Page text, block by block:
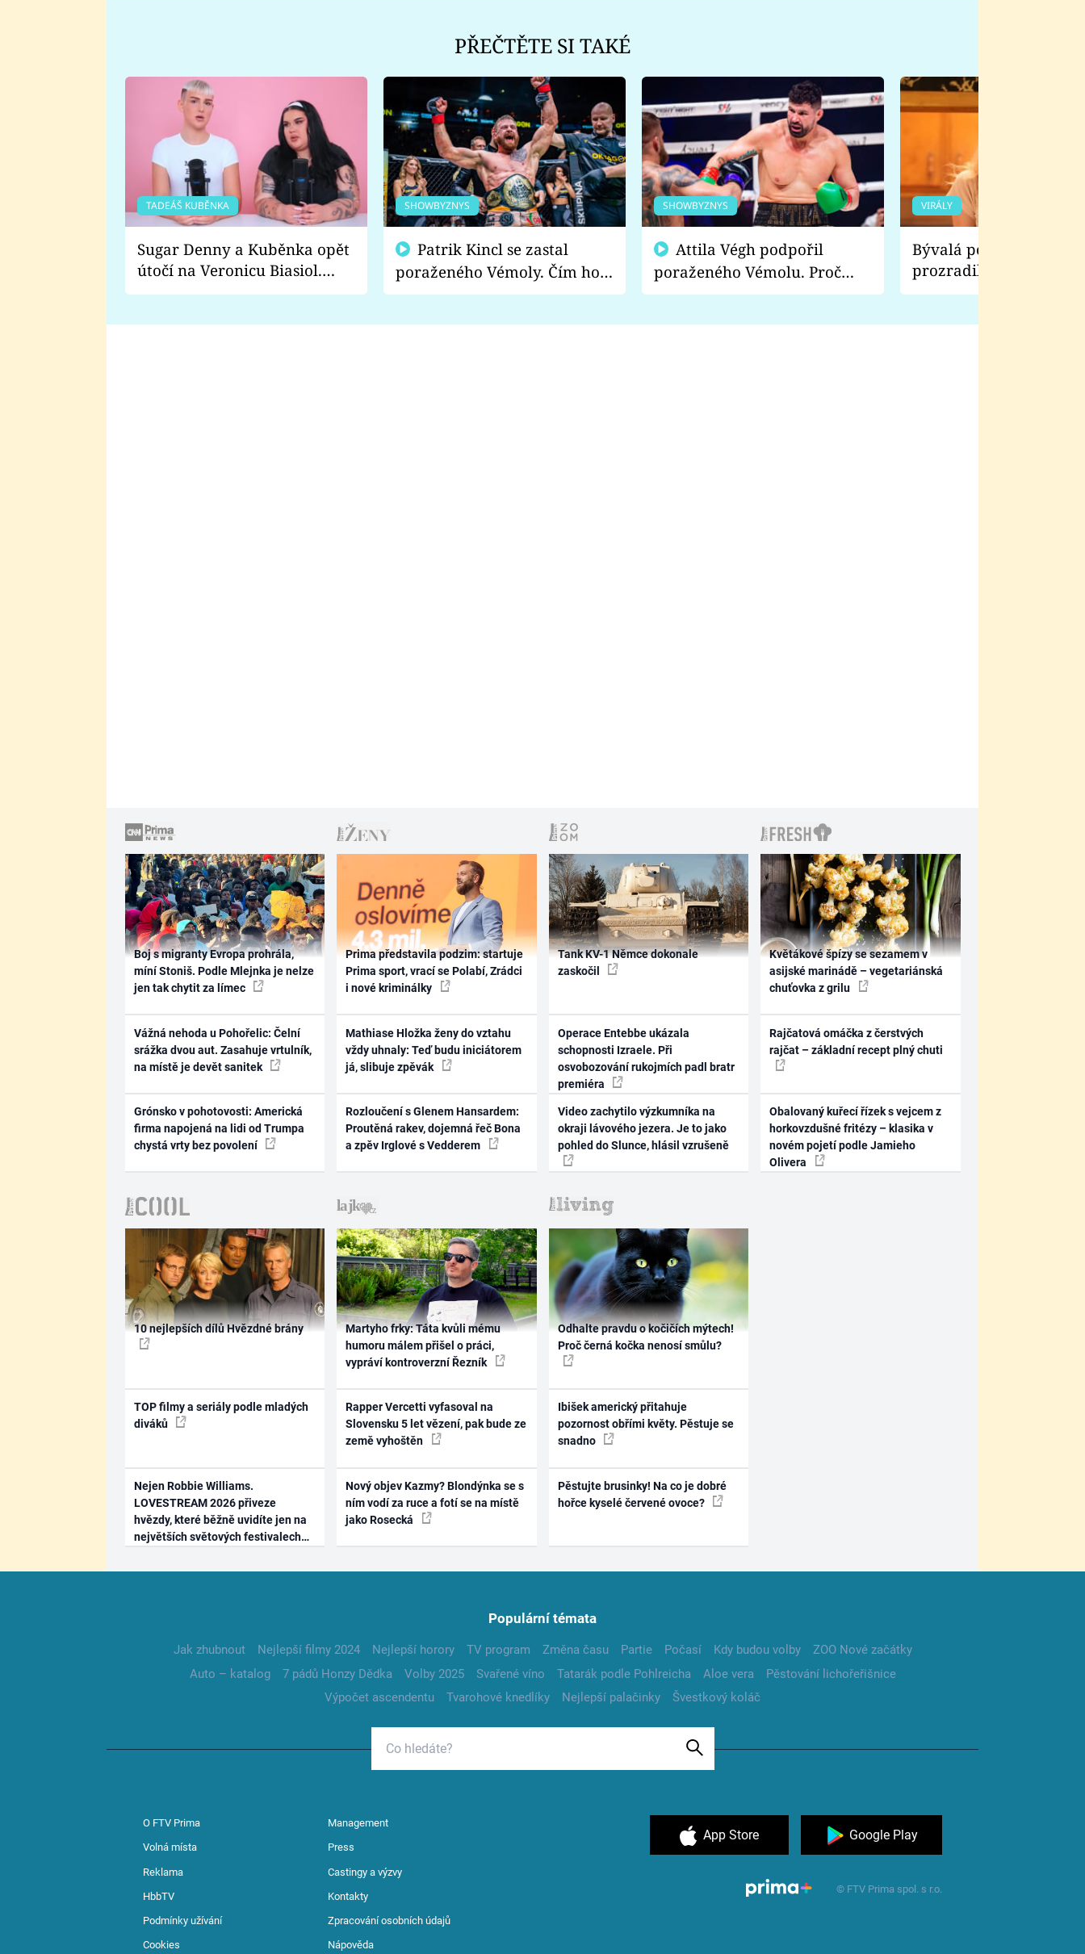
PŘEČTĚTE SI TAKÉ
TADEÁŠ KUBĚNKA
Sugar Denny a Kuběnka opět
útočí na Veronicu Biasiol.
Proč je podle nich falešná a
SHOWBYZNYS
poraženého Vémoly. Čím ho
fanoušci naštvali?
SHOWBYZNYS
poraženého Vémolu. Proč
chce raději zápasit s ním než
VIRÁLY
Bývalá pornoherečka
prozradila, co ji
natáčení Euforie.
Boj s migranty Evropa prohrála,
míní Stoniš. Podle Mlejnka je nelze
jen tak chytit za límec
Vážná nehoda u Pohořelic: Čelní
srážka dvou aut. Zasahuje vrtulník,
na místě je devět sanitek
Grónsko v pohotovosti: Americká
firma napojená na lidi od Trumpa
chystá vrty bez povolení
Prima představila podzim: startuje
Prima sport, vrací se Polabí, Zrádci
i nové kriminálky
Mathiase Hložka ženy do vztahu
vždy uhnaly: Teď budu iniciátorem
já, slibuje zpěvák
Rozloučení s Glenem Hansardem:
Proutěná rakev, dojemná řeč Bona
a zpěv Irglové s Vedderem
Tank KV-1 Němce dokonale
zaskočil
Operace Entebbe ukázala
schopnosti Izraele. Při
osvobozování rukojmích padl bratr
premiéra
Video zachytilo výzkumníka na
okraji lávového jezera. Je to jako
pohled do Slunce, hlásil vzrušeně
Květákové špízy se sezamem v
asijské marinádě – vegetariánská
chuťovka z grilu
Rajčatová omáčka z čerstvých
rajčat – základní recept plný chuti
Obalovaný kuřecí řízek s vejcem z
horkovzdušné fritézy – klasika v
novém pojetí podle Jamieho
Olivera
10 nejlepších dílů Hvězdné brány
TOP filmy a seriály podle mladých
diváků
Nejen Robbie Williams.
LOVESTREAM 2026 přiveze
hvězdy, které běžně uvidíte jen na
největších světových festivalech
Martyho frky: Táta kvůli mému
humoru málem přišel o práci,
vypráví kontroverzní Řezník
Rapper Vercetti vyfasoval na
Slovensku 5 let vězení, pak bude ze
země vyhoštěn
Nový objev Kazmy? Blondýnka se s
ním vodí za ruce a fotí se na místě
jako Rosecká
Odhalte pravdu o kočičích mýtech!
Proč černá kočka nenosí smůlu?
Ibišek americký přitahuje
pozornost obřími květy. Pěstuje se
snadno
Pěstujte brusinky! Na co je dobré
hořce kyselé červené ovoce?
Populární témata
Jak zhubnout Nejlepší filmy 2024 Nejlepší horory TV program Změna času Partie Počasí Kdy budou volby
ZOO Nové začátky
Auto – katalog
7 pádů Honzy Dědka Volby 2025 Svařené víno Tatarák podle Pohlreicha Aloe vera
Pěstování lichořeřišnice
Výpočet ascendentu
Tvarohové knedlíky Nejlepší palačinky Švestkový koláč
O FTV Prima Management
Volná místa Press
Reklama Castingy a výzvy
HbbTV Kontakty
Podmínky užívání Zpracování osobních údajů
Cookies Nápověda
App Store Google Play
© FTV Prima spol. s r.o.